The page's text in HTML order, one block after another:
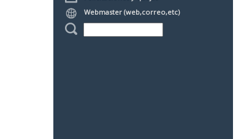
Webmaster (web,correo,etc)